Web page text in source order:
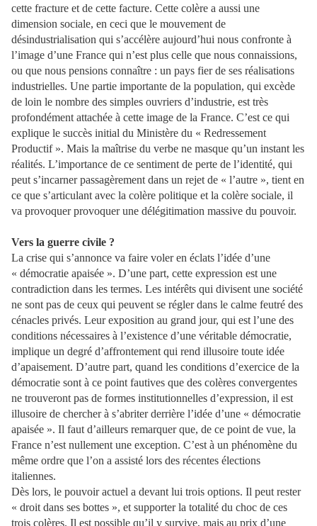
cette fracture et de cette facture. Cette colère a aussi une
dimension sociale, en ceci que le mouvement de
désindustrialisation qui s’accélère aujourd’hui nous confronte à
l’image d’une France qui n’est plus celle que nous connaissions,
ou que nous pensions connaître : un pays fier de ses réalisations
industrielles. Une partie importante de la population, qui excède
de loin le nombre des simples ouvriers d’industrie, est très
profondément attachée à cette image de la France. C’est ce qui
explique le succès initial du Ministère du « Redressement
Productif ». Mais la maîtrise du verbe ne masque qu’un instant les
réalités. L’importance de ce sentiment de perte de l’identité, qui
peut s’incarner passagèrement dans un rejet de « l’autre », tient en
ce que s’articulant avec la colère politique et la colère sociale, il
va provoquer provoquer une délégitimation massive du pouvoir.
Vers la guerre civile ?
La crise qui s’annonce va faire voler en éclats l’idée d’une
« démocratie apaisée ». D’une part, cette expression est une
contradiction dans les termes. Les intérêts qui divisent une société
ne sont pas de ceux qui peuvent se régler dans le calme feutré des
cénacles privés. Leur exposition au grand jour, qui est l’une des
conditions nécessaires à l’existence d’une véritable démocratie,
implique un degré d’affrontement qui rend illusoire toute idée
d’apaisement. D’autre part, quand les conditions d’exercice de la
démocratie sont à ce point fautives que des colères convergentes
ne trouveront pas de formes institutionnelles d’expression, il est
illusoire de chercher à s’abriter derrière l’idée d’une « démocratie
apaisée ». Il faut d’ailleurs remarquer que, de ce point de vue, la
France n’est nullement une exception. C’est à un phénomène du
même ordre que l’on a assisté lors des récentes élections
italiennes.
Dès lors, le pouvoir actuel a devant lui trois options. Il peut rester
« droit dans ses bottes », et supporter la totalité du choc de ces
trois colères. Il est possible qu’il y survive, mais au prix d’une